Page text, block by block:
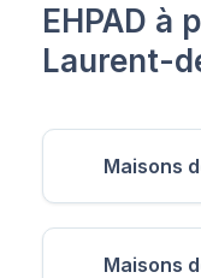
EHPAD à
Laurent-
Maisons
Maisons